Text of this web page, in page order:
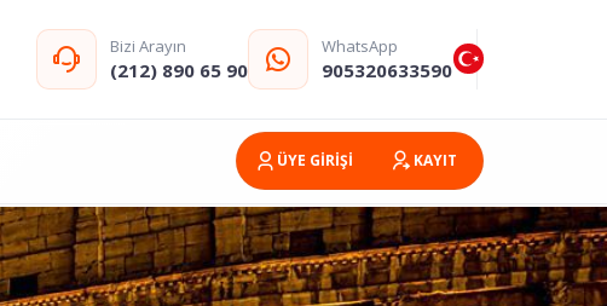
Bizi Arayın
(212) 890 65 90
WhatsApp
905320633590
ÜYE GİRİŞİ KAYIT